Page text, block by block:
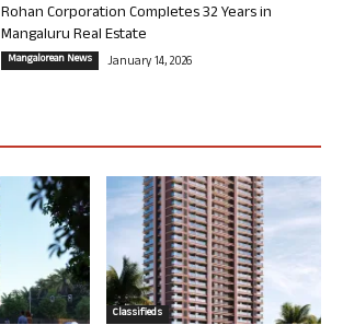
Rohan Corporation Completes 32 Years in
Mangaluru Real Estate
Mangalorean News January 14, 2026
Classifieds